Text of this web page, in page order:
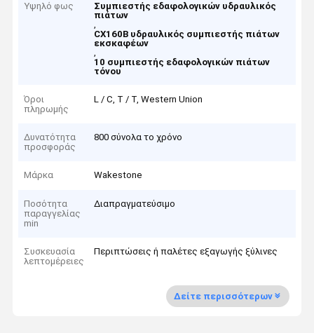
Υψηλό φως
Συμπιεστής εδαφολογικών υδραυλικός
πιάτων
,
CX160B υδραυλικός συμπιεστής πιάτων
εκσκαφέων
,
10 συμπιεστής εδαφολογικών πιάτων
τόνου
Όροι
πληρωμής
L / C, T / T, Western Union
Δυνατότητα
προσφοράς
800 σύνολα το χρόνο
Μάρκα Wakestone
Ποσότητα
παραγγελίας
min
Διαπραγματεύσιμο
Συσκευασία
λεπτομέρειες
Περιπτώσεις ή παλέτες εξαγωγής ξύλινες
Δείτε περισσότερων